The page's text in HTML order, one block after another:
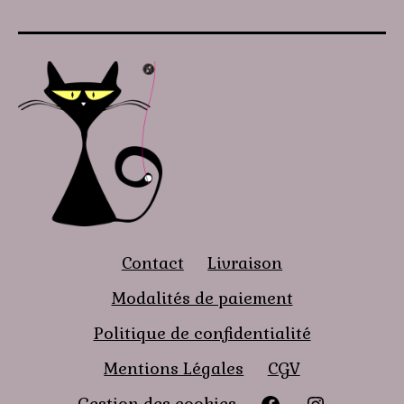
Contact
Livraison
Modalités de paiement
Politique de confidentialité
Mentions Légales
CGV